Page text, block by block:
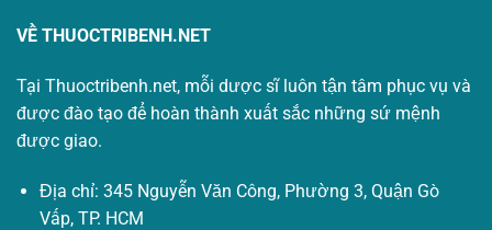
VỀ THUOCTRIBENH.NET
Tại Thuoctribenh.net, mỗi dược sĩ luôn tận tâm phục vụ và
được đào tạo để hoàn thành xuất sắc những sứ mệnh
được giao.
Địa chỉ: 345 Nguyễn Văn Công, Phường 3, Quận Gò
Vấp, TP. HCM